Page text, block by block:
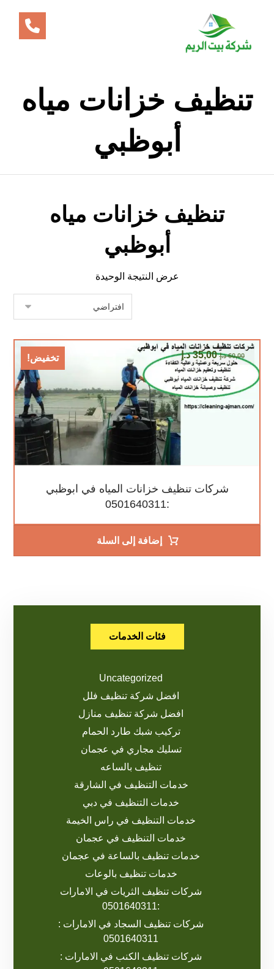
تنظيف خزانات مياه
أبوظبي
تنظيف خزانات مياه
أبوظبي
عرض النتيجة الوحيدة
تخفيض!
شركات تنظيف خزانات المياه في ابوظبي
:0501640311
60,00 د.إ 35,00 د.إ
إضافة إلى السلة
فئات الخدمات
Uncategorized
افضل شركة تنظيف فلل
افضل شركة تنظيف منازل
تركيب شبك طارد الحمام
تسليك مجاري في عجمان
تنظيف بالساعه
خدمات التنظيف في الشارقة
خدمات التنظيف في دبي
خدمات التنظيف في راس الخيمة
خدمات التنظيف في عجمان
خدمات تنظيف بالساعة في عجمان
خدمات تنظيف بالوعات
شركات تنظيف الثريات في الامارات
:0501640311
شركات تنظيف السجاد في الامارات :
0501640311
شركات تنظيف الكنب في الامارات :